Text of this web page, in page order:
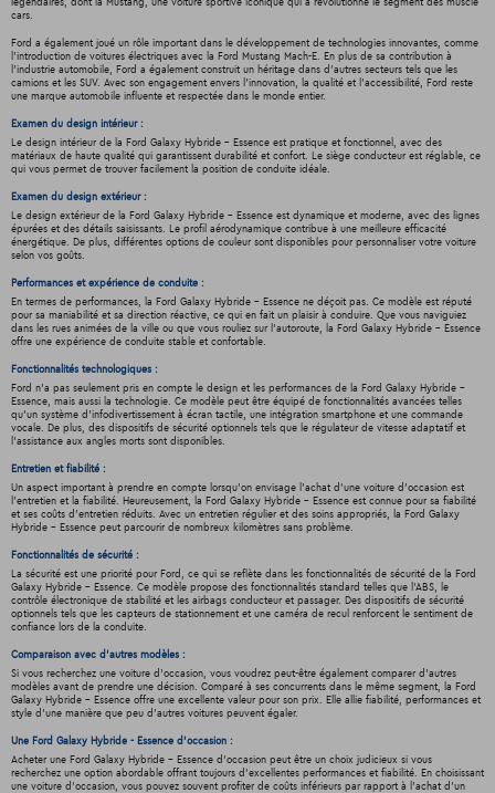
légendaires, dont la Mustang, une voiture sportive iconique qui a révolutionné le segment des muscle
cars.
Ford a également joué un rôle important dans le développement de technologies innovantes, comme
l'introduction de voitures électriques avec la Ford Mustang Mach-E. En plus de sa contribution à
l'industrie automobile, Ford a également construit un héritage dans d'autres secteurs tels que les
camions et les SUV. Avec son engagement envers l'innovation, la qualité et l'accessibilité, Ford reste
une marque automobile influente et respectée dans le monde entier.
Examen du design intérieur :
Le design intérieur de la Ford Galaxy Hybride - Essence est pratique et fonctionnel, avec des
matériaux de haute qualité qui garantissent durabilité et confort. Le siège conducteur est réglable, ce
qui vous permet de trouver facilement la position de conduite idéale.
Examen du design extérieur :
Le design extérieur de la Ford Galaxy Hybride - Essence est dynamique et moderne, avec des lignes
épurées et des détails saisissants. Le profil aérodynamique contribue à une meilleure efficacité
énergétique. De plus, différentes options de couleur sont disponibles pour personnaliser votre voiture
selon vos goûts.
Performances et expérience de conduite :
En termes de performances, la Ford Galaxy Hybride - Essence ne déçoit pas. Ce modèle est réputé
pour sa maniabilité et sa direction réactive, ce qui en fait un plaisir à conduire. Que vous naviguiez
dans les rues animées de la ville ou que vous rouliez sur l'autoroute, la Ford Galaxy Hybride - Essence
offre une expérience de conduite stable et confortable.
Fonctionnalités technologiques :
Ford n'a pas seulement pris en compte le design et les performances de la Ford Galaxy Hybride -
Essence, mais aussi la technologie. Ce modèle peut être équipé de fonctionnalités avancées telles
qu'un système d'infodivertissement à écran tactile, une intégration smartphone et une commande
vocale. De plus, des dispositifs de sécurité optionnels tels que le régulateur de vitesse adaptatif et
l'assistance aux angles morts sont disponibles.
Entretien et fiabilité :
Un aspect important à prendre en compte lorsqu'on envisage l'achat d'une voiture d'occasion est
l'entretien et la fiabilité. Heureusement, la Ford Galaxy Hybride - Essence est connue pour sa fiabilité
et ses coûts d'entretien réduits. Avec un entretien régulier et des soins appropriés, la Ford Galaxy
Hybride - Essence peut parcourir de nombreux kilomètres sans problème.
Fonctionnalités de sécurité :
La sécurité est une priorité pour Ford, ce qui se reflète dans les fonctionnalités de sécurité de la Ford
Galaxy Hybride - Essence. Ce modèle propose des fonctionnalités standard telles que l'ABS, le
contrôle électronique de stabilité et les airbags conducteur et passager. Des dispositifs de sécurité
optionnels tels que les capteurs de stationnement et une caméra de recul renforcent le sentiment de
confiance lors de la conduite.
Comparaison avec d'autres modèles :
Si vous recherchez une voiture d'occasion, vous voudrez peut-être également comparer d'autres
modèles avant de prendre une décision. Comparé à ses concurrents dans le même segment, la Ford
Galaxy Hybride - Essence offre une excellente valeur pour son prix. Elle allie fiabilité, performances et
style d'une manière que peu d'autres voitures peuvent égaler.
Une Ford Galaxy Hybride - Essence d'occasion :
Acheter une Ford Galaxy Hybride - Essence d'occasion peut être un choix judicieux si vous
recherchez une option abordable offrant toujours d'excellentes performances et fiabilité. En choisissant
une voiture d'occasion, vous pouvez souvent profiter de coûts inférieurs par rapport à l'achat d'un